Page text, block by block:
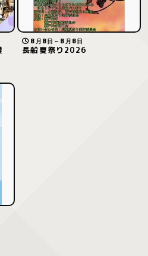
8月8日～8月8日
長船夏祭り2026